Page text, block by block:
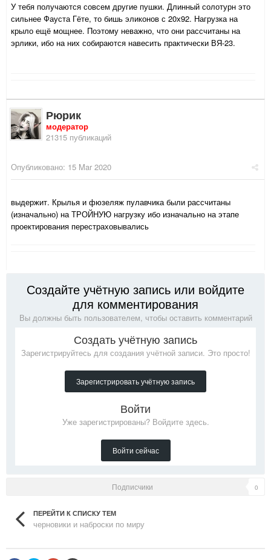
У тебя получаются совсем другие пушки. Длинный солотурн это
сильнее Фауста Гёте, то бишь эликонов с 20х92. Нагрузка на
крыло ещё мощнее. Поэтому неважно, что они рассчитаны на
эрлики, ибо на них собираются навесить практически ВЯ-23.
Рюрик
модератор
21315 публикаций
Опубликовано: 15 Mar 2020
выдержит. Крылья и фюзеляж пулавчика были рассчитаны
(изначально) на ТРОЙНУЮ нагрузку ибо изначально на этапе
проектирования перестраховывались
Создайте учётную запись или войдите
для комментирования
Вы должны быть пользователем, чтобы оставить комментарий
Создать учётную запись
Зарегистрируйтесь для создания учётной записи. Это просто!
Зарегистрировать учётную запись
Войти
Уже зарегистрированы? Войдите здесь.
Войти сейчас
Подписчики 0
ПЕРЕЙТИ К СПИСКУ ТЕМ
черновики и наброски по миру